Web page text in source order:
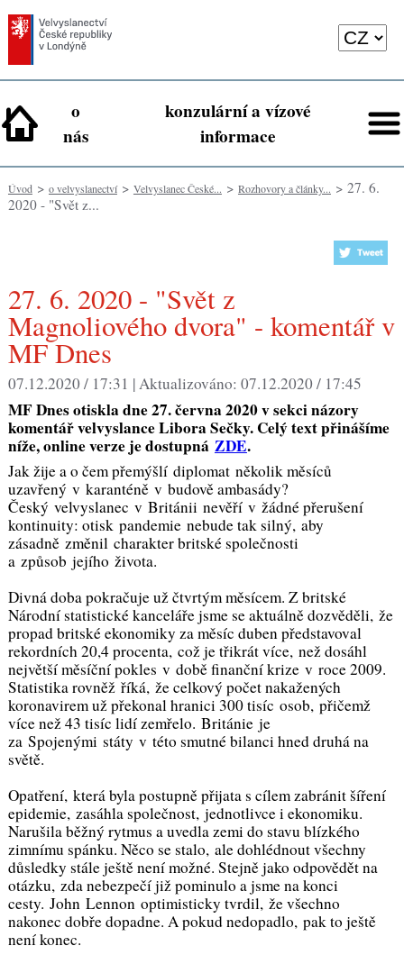
o
nás
konzulární a vízové
informace
Úvod> o velvyslanectví> Velvyslanec České... > Rozhovory a články... > 27. 6.
2020 - "Svět z...
27. 6. 2020 - "Svět z
Magnoliového dvora" - komentář v
MF Dnes
07.12.2020 / 17:31 |Aktualizováno: 07.12.2020 / 17:45
MF Dnes otiskla dne 27. června 2020 v sekci názory
komentář velvyslance Libora Sečky. Celý text přinášíme
níže, online verze je dostupná ZDE.
Jak žije a o čem přemýšlí diplomat několik měsíců
uzavřený v karanténě v budově ambasády?
Český velvyslanec v Británii nevěří v žádné přerušení
kontinuity: otisk pandemie nebude tak silný, aby
zásadně změnil charakter britské společnosti
a způsob jejího života.
Divná doba pokračuje už čtvrtým měsícem. Z britské
Národní statistické kanceláře jsme se aktuálně dozvěděli, že
propad britské ekonomiky za měsíc duben představoval
rekordních 20,4 procenta, což je třikrát více, než dosáhl
největší měsíční pokles v době finanční krize v roce 2009.
Statistika rovněž říká, že celkový počet nakažených
koronavirem už překonal hranici 300 tisíc osob, přičemž
více než 43 tisíc lidí zemřelo. Británie je
za Spojenými státy v této smutné bilanci hned druhá na
světě.
Opatření, která byla postupně přijata s cílem zabránit šíření
epidemie, zasáhla společnost, jednotlivce i ekonomiku.
Narušila běžný rytmus a uvedla zemi do stavu blízkého
zimnímu spánku. Něco se stalo, ale dohlédnout všechny
důsledky stále ještě není možné. Stejně jako odpovědět na
otázku, zda nebezpečí již pominulo a jsme na konci
cesty. John Lennon optimisticky tvrdil, že všechno
nakonec dobře dopadne. A pokud nedopadlo, pak to ještě
není konec.